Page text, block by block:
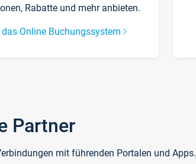
Rabatte und mehr anbieten.
das Online Buchungssystem
Partner
mit führenden Portalen und Apps.